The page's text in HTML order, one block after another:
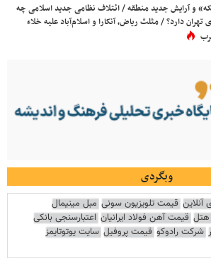
و آرایش جدید منطقه / ائتلاف نظامی جدید اسلامی چه
تهران دارد؟ / مثلث ریاض، آنکارا و اسلام‌آباد علیه خلاء
وبگردی
آنلاین قیمت تلویزیون سونی مبل مینیمال
هتل قیمت آهن فولاد ایرانیان اعتبارسنجی بانکی
شرکت رادوکو قیمت پروفیل سایت یوتوتایمز